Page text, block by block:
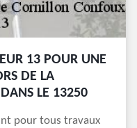
13 POUR UNE
DE LA
LE 13250
pour tous travaux